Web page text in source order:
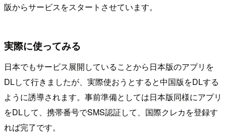
阪からサービスをスタートさせています。
実際に使ってみる
日本でもサービス展開していることから日本版のアプリを
DLして行きましたが、実際使おうとすると中国版をDLする
ように誘導されます。事前準備としては日本版同様にアプリ
をDLして、携帯番号でSMS認証して、国際クレカを登録す
れば完了です。